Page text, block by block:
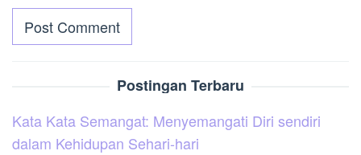
Postingan Terbaru
Kata Kata Semangat: Menyemangati Diri sendiri
dalam Kehidupan Sehari-hari